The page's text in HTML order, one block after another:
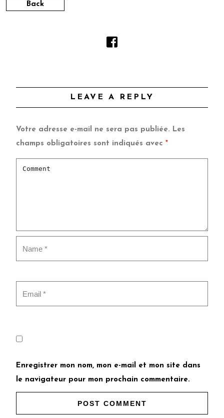
Back
LEAVE A REPLY
Votre adresse e-mail ne sera pas publiée. Les
champs obligatoires sont indiqués avec *
Enregistrer mon nom, mon e-mail et mon site dans
le navigateur pour mon prochain commentaire.